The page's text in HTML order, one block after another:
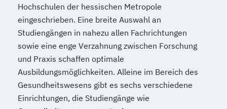
Hochschulen der hessischen Metropole
eingeschrieben. Eine breite Auswahl an
Studiengängen in nahezu allen Fachrichtungen
sowie eine enge Verzahnung zwischen Forschung
und Praxis schaffen optimale
Ausbildungsmöglichkeiten. Alleine im Bereich des
Gesundheitswesens gibt es sechs verschiedene
Einrichtungen, die Studiengänge wie